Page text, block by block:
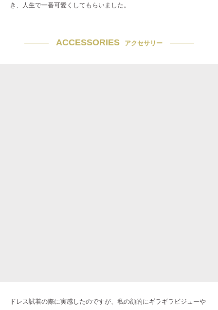
き、人生で一番可愛くしてもらいました。
ACCESSORIES アクセサリー
ドレス試着の際に実感したのですが、私の顔的にギラギラビジューや